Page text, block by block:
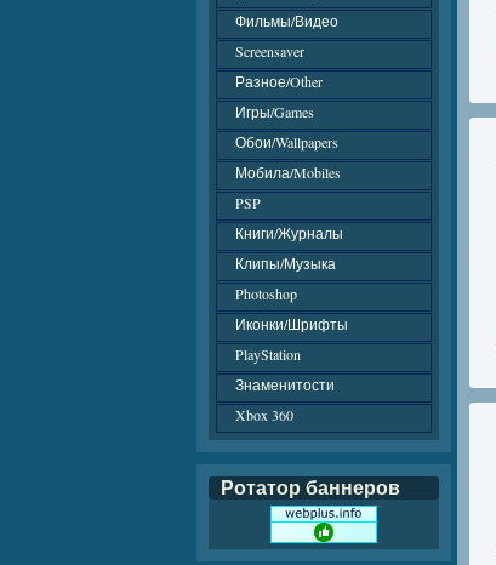
Фильмы/Видео
Screensaver
Разное/Other
Игры/Games
Обои/Wallpapers
Мобила/Mobiles
PSP
Книги/Журналы
Клипы/Музыка
Photoshop
Иконки/Шрифты
PlayStation
Знаменитости
Xbox 360
Ротатор баннеров